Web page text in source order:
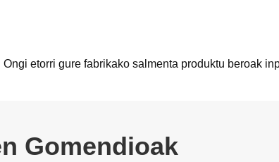
etorri gure fabrikako salmenta produktu beroak
Gomendioak